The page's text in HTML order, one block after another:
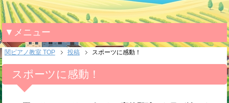
▼メニュー
関ピアノ教室 TOP 投稿 スポーツに感動！
スポーツに感動！